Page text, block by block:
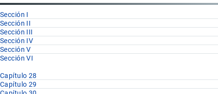
Sección I
Sección II
Sección III
Sección IV
Sección V
Sección VI
Capítulo 28
Capítulo 29